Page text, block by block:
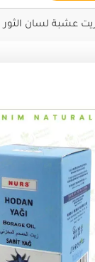
عشبة لسان الثور